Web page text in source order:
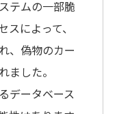
テムの一部脆
スによって、
、偽物のカー
ました。
データベース